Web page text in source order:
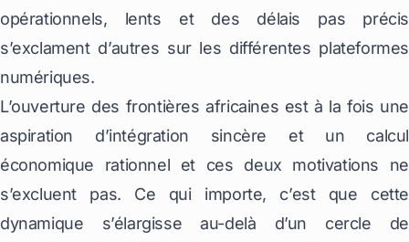
opérationnels, lents et des délais pas précis
s’exclament d’autres sur les différentes plateformes
numériques.
L’ouverture des frontières africaines est à la fois une
aspiration d’intégration sincère et un calcul
économique rationnel et ces deux motivations ne
s’excluent pas. Ce qui importe, c’est que cette
dynamique s’élargisse au-delà d’un cercle de